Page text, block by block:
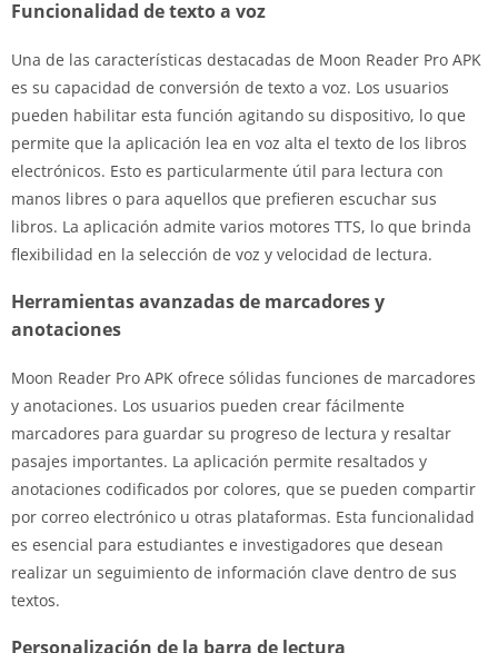
Funcionalidad de texto a voz
Una de las características destacadas de Moon Reader Pro APK
es su capacidad de conversión de texto a voz. Los usuarios
pueden habilitar esta función agitando su dispositivo, lo que
permite que la aplicación lea en voz alta el texto de los libros
electrónicos. Esto es particularmente útil para lectura con
manos libres o para aquellos que prefieren escuchar sus
libros. La aplicación admite varios motores TTS, lo que brinda
flexibilidad en la selección de voz y velocidad de lectura.
Herramientas avanzadas de marcadores y
anotaciones
Moon Reader Pro APK ofrece sólidas funciones de marcadores
y anotaciones. Los usuarios pueden crear fácilmente
marcadores para guardar su progreso de lectura y resaltar
pasajes importantes. La aplicación permite resaltados y
anotaciones codificados por colores, que se pueden compartir
por correo electrónico u otras plataformas. Esta funcionalidad
es esencial para estudiantes e investigadores que desean
realizar un seguimiento de información clave dentro de sus
textos.
Personalización de la barra de lectura